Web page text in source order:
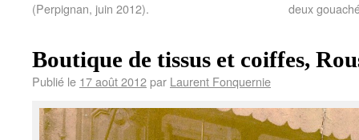
(Perpignan, juin 2012).
deux
Boutique de tissus et coiffes,
Publié le 17 août 2012par Laurent Fonquernie